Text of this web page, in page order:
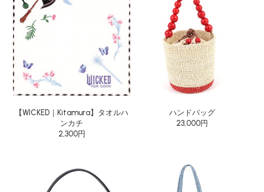
【WICKED｜Kitamura】タオルハ
ンカチ
2,300円
ハンドバッグ
23,000円